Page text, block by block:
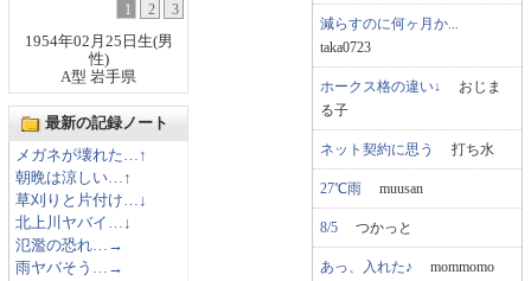
1 2
3
1954年02月25日生(男
性)
A型 岩手県
最新の記録ノート
メガネが壊れた…↑
朝晩は涼しい…↑
草刈りと片付け…↓
北上川ヤバイ…↓
氾濫の恐れ…→
雨ヤバそう…→
減らすのに何ヶ月か...
taka0723
ホークス格の違い↓ おじま
る子
ネット契約に思う 打ち水
27℃雨 muusan
8/5 つかっと
あっ、入れた♪ mommomo